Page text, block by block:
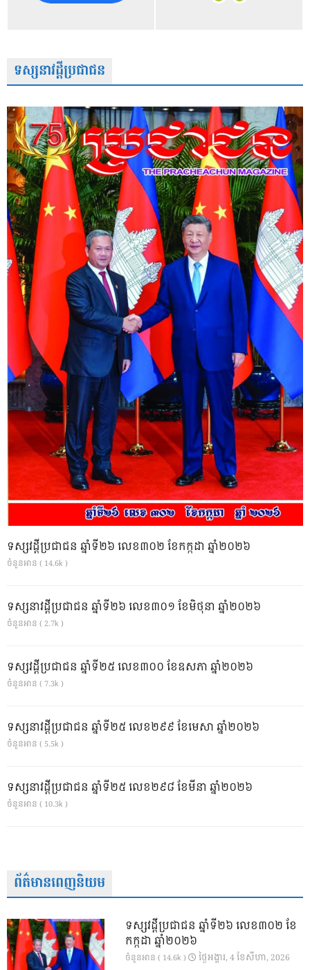
ទស្សនាវដ្តីប្រជាជន
ទស្សវដ្តីប្រជាជន ឆ្នាំទី២៦ លេខ៣០២ ខែកក្កដា ឆ្នាំ២០២៦
ចំនួនអាន ( 14.6k )
ទស្សនាវដ្ដីប្រជាជន ឆ្នាំទី២៦ លេខ៣០១ ខែមិថុនា ឆ្នាំ២០២៦
ចំនួនអាន ( 2.7k )
ទស្សវដ្តីប្រជាជន ឆ្នាំទី២៥ លេខ៣០០ ខែឧសភា ឆ្នាំ២០២៦
ចំនួនអាន ( 7.3k )
ទស្សនាវដ្ដីប្រជាជន ឆ្នាំទី២៥ លេខ២៩៩ ខែមេសា ឆ្នាំ២០២៦
ចំនួនអាន ( 5.5k )
ទស្សនាវដ្ដីប្រជាជន ឆ្នាំទី២៥ លេខ២៩៨ ខែមីនា ឆ្នាំ២០២៦
ចំនួនអាន ( 10.3k )
ព័ត៌មានពេញនិយម
ទស្សវដ្តីប្រជាជន ឆ្នាំទី២៦ លេខ៣០២ ខែ
កក្កដា ឆ្នាំ២០២៦
ចំនួនអាន ( 14.6k ) ថ្ងៃ​អង្គារ, 4 ខែ​សីហា, 2026